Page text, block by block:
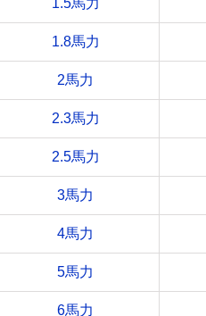
1.5馬力
1.8馬力
2馬力
2.3馬力
2.5馬力
3馬力
4馬力
5馬力
6馬力